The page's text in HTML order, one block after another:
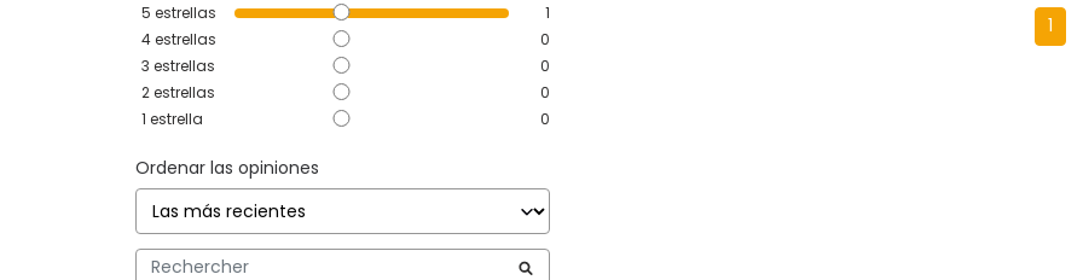
5 estrellas
1
4estrellas
0
3 estrellas
0
2estrellas
0
1 estrella 0
Ordenar las opiniones
1